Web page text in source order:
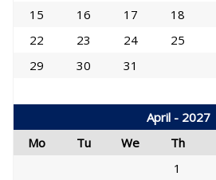
15
16 17 18
22
23 24 25
29
30 31
April - 2027
Mo
Tu We Th
1